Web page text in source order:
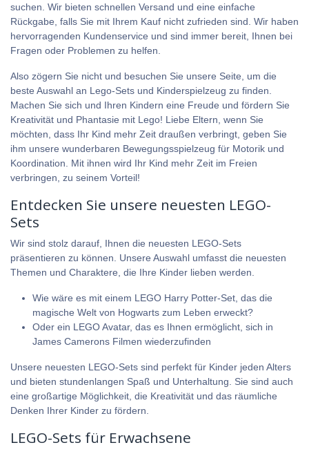
suchen. Wir bieten schnellen Versand und eine einfache
Rückgabe, falls Sie mit Ihrem Kauf nicht zufrieden sind. Wir haben
hervorragenden Kundenservice und sind immer bereit, Ihnen bei
Fragen oder Problemen zu helfen.
Also zögern Sie nicht und besuchen Sie unsere Seite, um die
beste Auswahl an Lego-Sets und Kinderspielzeug zu finden.
Machen Sie sich und Ihren Kindern eine Freude und fördern Sie
Kreativität und Phantasie mit Lego! Liebe Eltern, wenn Sie
möchten, dass Ihr Kind mehr Zeit draußen verbringt, geben Sie
ihm unsere wunderbaren Bewegungsspielzeug für Motorik und
Koordination . Mit ihnen wird Ihr Kind mehr Zeit im Freien
verbringen, zu seinem Vorteil!
Entdecken Sie unsere neuesten LEGO-
Sets
Wir sind stolz darauf, Ihnen die neuesten LEGO-Sets
präsentieren zu können. Unsere Auswahl umfasst die neuesten
Themen und Charaktere, die Ihre Kinder lieben werden.
Wie wäre es mit einem LEGO Harry Potter-Set, das die
magische Welt von Hogwarts zum Leben erweckt?
Oder ein LEGO Avatar, das es Ihnen ermöglicht, sich in
James Camerons Filmen wiederzufinden
Unsere neuesten LEGO-Sets sind perfekt für Kinder jeden Alters
und bieten stundenlangen Spaß und Unterhaltung. Sie sind auch
eine großartige Möglichkeit, die Kreativität und das räumliche
Denken Ihrer Kinder zu fördern.
LEGO-Sets für Erwachsene